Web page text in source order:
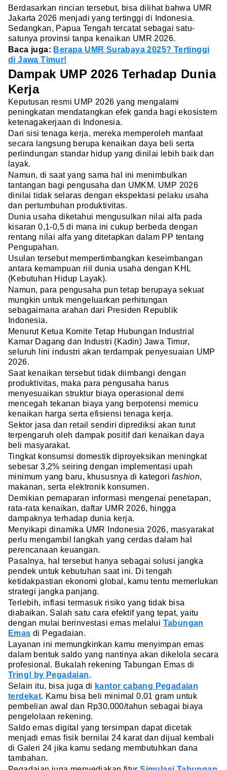
Berdasarkan rincian tersebut, bisa dilihat bahwa UMR
Jakarta 2026 menjadi yang tertinggi di Indonesia.
Sedangkan, Papua Tengah tercatat sebagai satu-
satunya provinsi tanpa kenaikan UMR 2026.
Baca juga: Berapa UMR Surabaya 2025? Tertinggi
di Jawa Timur!
Dampak UMP 2026 Terhadap Dunia
Kerja
Keputusan resmi UMP 2026 yang mengalami
peningkatan mendatangkan efek ganda bagi ekosistem
ketenagakerjaan di Indonesia.
Dari sisi tenaga kerja, mereka memperoleh manfaat
secara langsung berupa kenaikan daya beli serta
perlindungan standar hidup yang dinilai lebih baik dan
layak.
Namun, di saat yang sama hal ini menimbulkan
tantangan bagi pengusaha dan UMKM. UMP 2026
dinilai tidak selaras dengan ekspektasi pelaku usaha
dan pertumbuhan produktivitas.
Dunia usaha diketahui mengusulkan nilai alfa pada
kisaran 0,1-0,5 di mana ini cukup berbeda dengan
rentang nilai alfa yang ditetapkan dalam PP tentang
Pengupahan.
Usulan tersebut mempertimbangkan keseimbangan
antara kemampuan riil dunia usaha dengan KHL
(Kebutuhan Hidup Layak).
Namun, para pengusaha pun tetap berupaya sekuat
mungkin untuk mengeluarkan perhitungan
sebagaimana arahan dari Presiden Republik
Indonesia.
Menurut Ketua Komite Tetap Hubungan Industrial
Kamar Dagang dan Industri (Kadin) Jawa Timur,
seluruh lini industri akan terdampak penyesuaian UMP
2026.
Saat kenaikan tersebut tidak diimbangi dengan
produktivitas, maka para pengusaha harus
menyesuaikan struktur biaya operasional demi
mencegah tekanan biaya yang berpotensi memicu
kenaikan harga serta efisiensi tenaga kerja.
Sektor jasa dan retail sendiri diprediksi akan turut
terpengaruh oleh dampak positif dari kenaikan daya
beli masyarakat.
Tingkat konsumsi domestik diproyeksikan meningkat
sebesar 3,2% seiring dengan implementasi upah
minimum yang baru, khususnya di kategorifashion,
makanan, serta elektronik konsumen.
Demikian pemaparan informasi mengenai penetapan,
rata-rata kenaikan, daftar UMR 2026, hingga
dampaknya terhadap dunia kerja.
Menyikapi dinamika UMR Indonesia 2026, masyarakat
perlu mengambil langkah yang cerdas dalam hal
perencanaan keuangan.
Pasalnya, hal tersebut hanya sebagai solusi jangka
pendek untuk kebutuhan saat ini. Di tengah
ketidakpastian ekonomi global, kamu tentu memerlukan
strategi jangka panjang.
Terlebih, inflasi termasuk risiko yang tidak bisa
diabaikan. Salah satu cara efektif yang tepat, yaitu
dengan mulai berinvestasi emas melalui Tabungan
Emas di Pegadaian.
Layanan ini memungkinkan kamu menyimpan emas
dalam bentuk saldo yang nantinya akan dikelola secara
profesional. Bukalah rekening Tabungan Emas di
Tring! by Pegadaian.
Selain itu, bisa juga di kantor cabang Pegadaian
terdekat. Kamu bisa beli minimal 0.01 gram untuk
pembelian awal dan Rp30.000/tahun sebagai biaya
pengelolaan rekening.
Saldo emas digital yang tersimpan dapat dicetak
menjadi emas fisik bernilai 24 karat dan dijual kembali
di Galeri 24 jika kamu sedang membutuhkan dana
tambahan.